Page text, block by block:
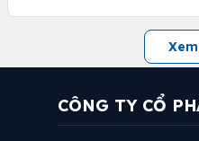
CÔNG TY CỔ